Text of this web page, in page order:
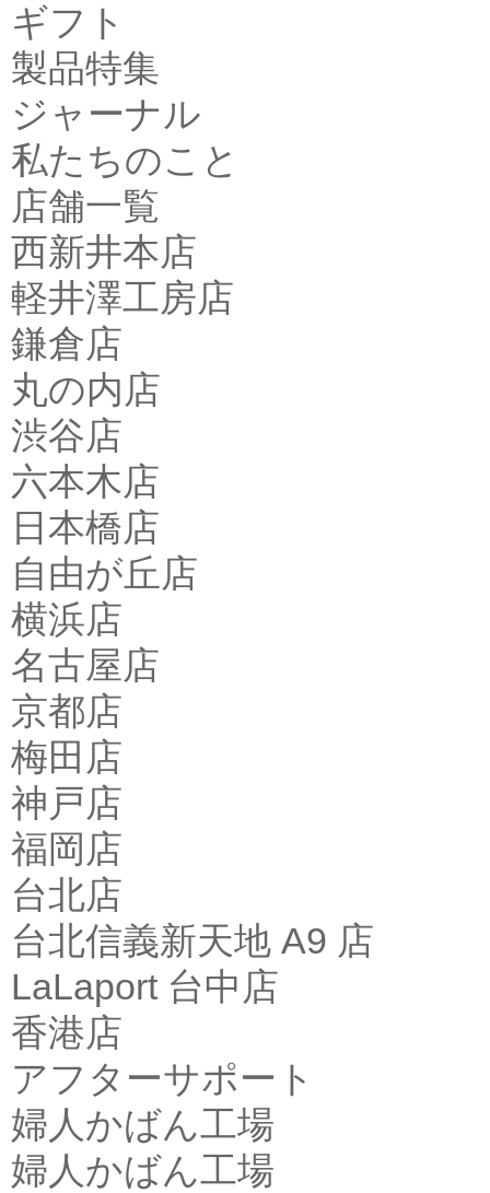
ギフト
製品特集
ジャーナル
私たちのこと
店舗一覧
西新井本店
軽井澤工房店
鎌倉店
丸の内店
渋谷店
六本木店
日本橋店
自由が丘店
横浜店
名古屋店
京都店
梅田店
神戸店
福岡店
台北店
台北信義新天地 A9 店
LaLaport 台中店
香港店
アフターサポート
婦人かばん工場
婦人かばん工場